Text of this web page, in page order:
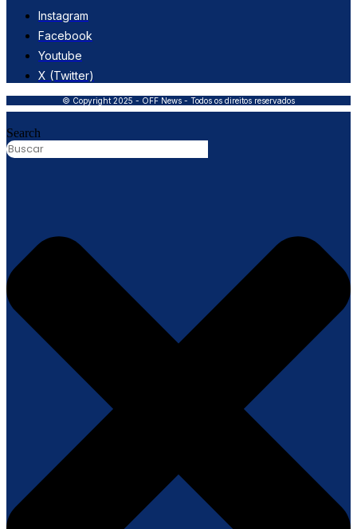
Instagram
Facebook
Youtube
X (Twitter)
© Copyright 2025 - OFF News - Todos os direitos reservados
Search